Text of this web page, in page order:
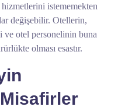
istememekten
değişebilir. Otellerin,
ve otel personelinin buna
olması esastır.